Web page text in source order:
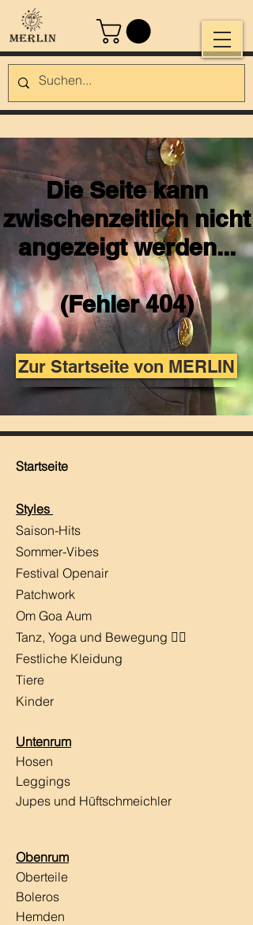
Die Seite kann
zwischenzeitlich nicht
angezeigt werden...
(Fehler 404)
Zur Startseite von MERLIN
Startseite
Styles
Saison-Hits
​Sommer-Vibes
Festival Openair
Patchwork
Om Goa Aum
Tanz, Yoga und Bewegung 🧘‍♀️
Festliche Kleidung
Tiere
Kinder
Untenrum
Hosen
Leggings
Jupes und Hüftschmeichler
Obenrum
Oberteile
Boleros
Hemden